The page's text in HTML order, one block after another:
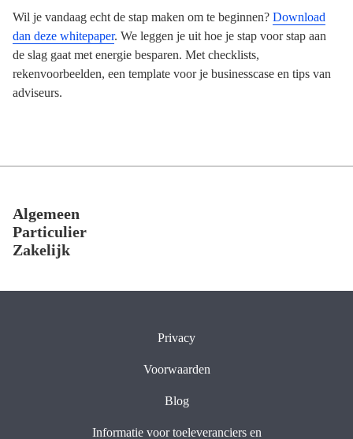
Wil je vandaag echt de stap maken om te beginnen? Download
dan deze whitepaper. We leggen je uit hoe je stap voor stap aan
de slag gaat met energie besparen. Met checklists,
rekenvoorbeelden, een template voor je businesscase en tips van
adviseurs.
Footer
Algemeen
Particulier
Zakelijk
Privacy
Voorwaarden
Blog
Informatie voor toeleveranciers en